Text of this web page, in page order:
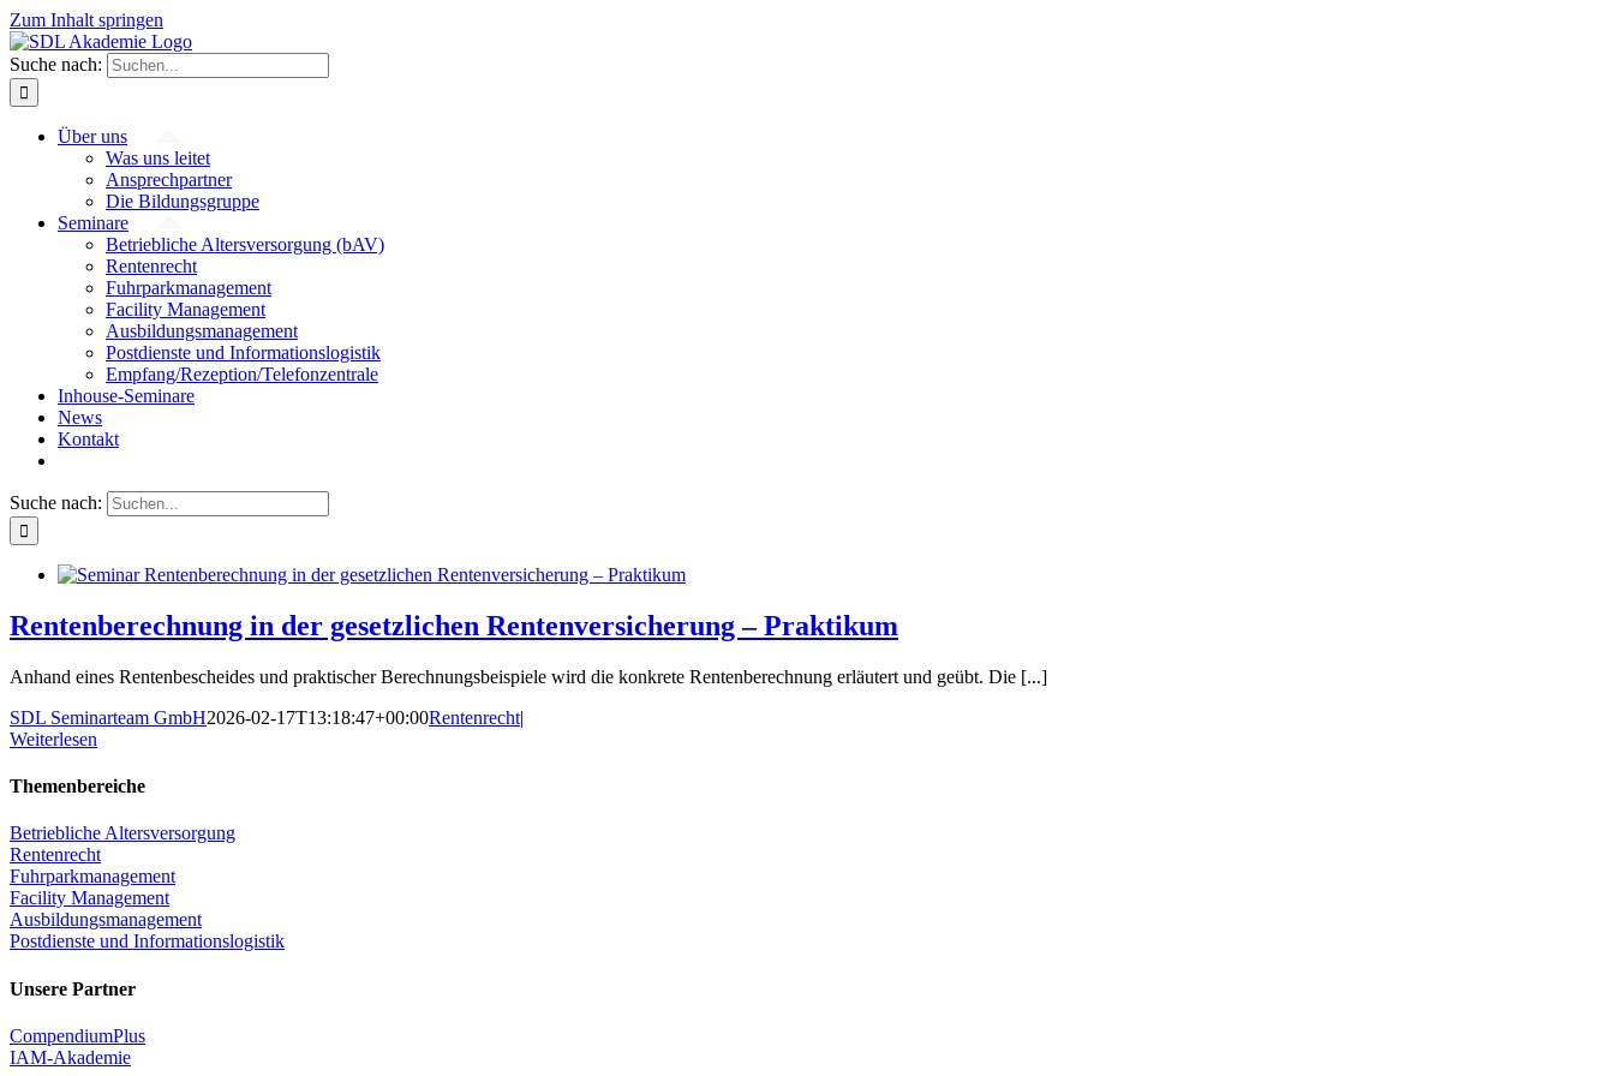
Zum Inhalt springen
Suche nach:
Über uns
Was uns leitet
Ansprechpartner
Die Bildungsgruppe
Seminare
Betriebliche Altersversorgung (bAV)
Rentenrecht
Fuhrparkmanagement
Facility Management
Ausbildungsmanagement
Postdienste und Informationslogistik
Empfang/Rezeption/Telefonzentrale
Inhouse-Seminare
News
Kontakt
Suche nach:
Rentenberechnung in der gesetzlichen Rentenversicherung – Praktikum
Anhand eines Rentenbescheides und praktischer Berechnungsbeispiele wird die konkrete Rentenberechnung erläutert und geübt. Die [...]
SDL Seminarteam GmbH2026-02-17T13:18:47+00:00Rentenrecht|
Weiterlesen
Themenbereiche
Betriebliche Altersversorgung
Rentenrecht
Fuhrparkmanagement
Facility Management
Ausbildungsmanagement
Postdienste und Informationslogistik
Unsere Partner
CompendiumPlus
IAM-Akademie